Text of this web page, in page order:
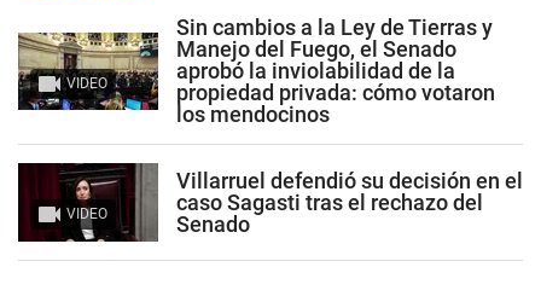
VIDEO
Sin cambios a la Ley de Tierras y
Manejo del Fuego, el Senado
aprobó la inviolabilidad de la
propiedad privada: cómo votaron
los mendocinos
VIDEO
Villarruel defendió su decisión en el
caso Sagasti tras el rechazo del
Senado